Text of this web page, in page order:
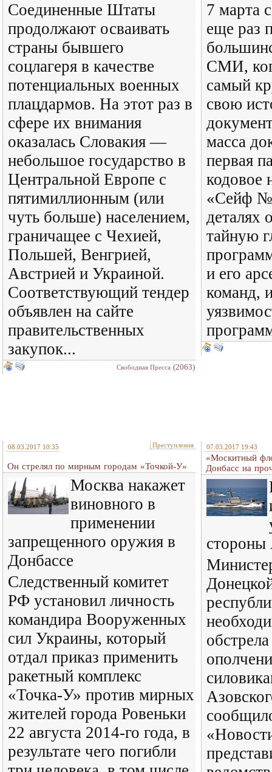
Соединенные Штаты
продолжают осваивать
страны бывшего
соцлагеря в качестве
потенциальных военных
плацдармов. На этот раз в
сфере их внимания
оказалась Словакия —
небольшое государство в
Центральной Европе с
пятимиллионным (или
чуть больше) населением,
граничащее с Чехией,
Польшей, Венгрией,
Австрией и Украиной.
Соответствующий тендер
объявлен на сайте
правительственных
закупок...
Свободная Пресса (2063)
7 марта
еще раз
СМИ,
самый
свою
масса
первая
кодовое
«Сейф
деталях
тайную
и его
команд,
08.03.2017 10:35 Преступления
Он стрелял по мирным городам «Точкой-У»
Москва накажет
виновного в
применении
запрещенного оружия в
Донбассе
Следственный комитет
РФ установил личность
командира Вооруженных
сил Украины, который
отдал приказ применить
ракетный комплекс
«Точка-У» против мирных
жителей города Ровеньки
22 августа 2014-го года, в
результате чего погибли
07.03.2017 19:43
«Москитный
Донбасс на
стороны